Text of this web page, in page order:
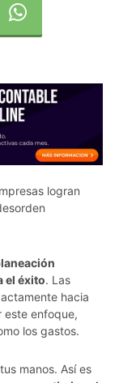
logran
el éxito. Las
hacia
este enfoque,
los gastos.
manos. Así es